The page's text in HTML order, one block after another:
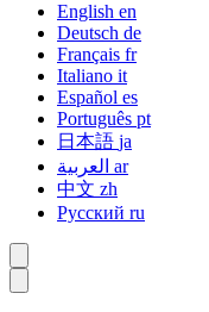
English en
Deutsch de
Français fr
Italiano it
Español es
Português pt
日本語 ja
ar
中文 zh
Русский ru